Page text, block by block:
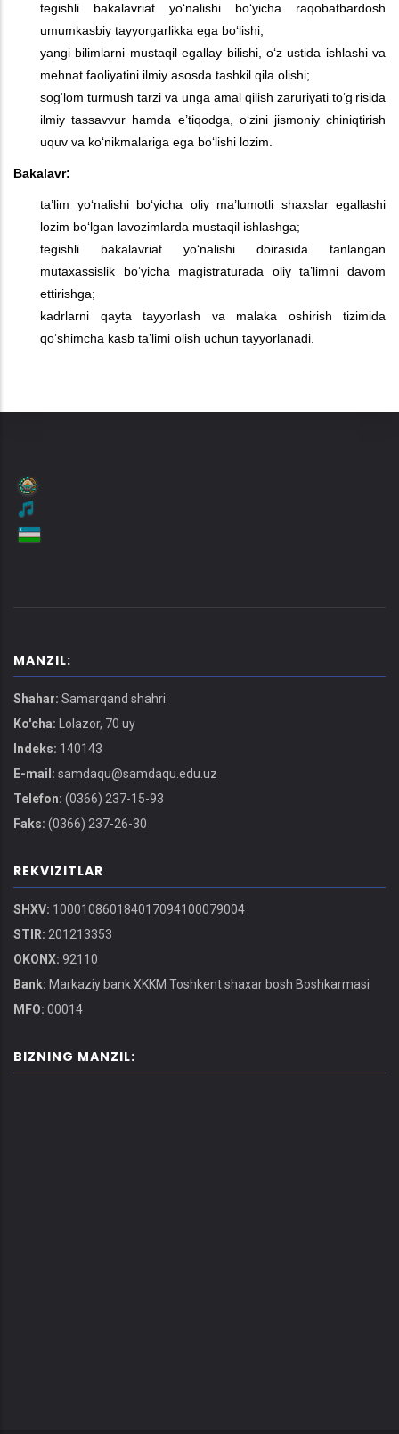
tegishli bakalavriat yo‘nalishi bo‘yicha raqobatbardosh
umumkasbiy tayyorgarlikka ega bo‘lishi;
yangi bilimlarni mustaqil egallay bilishi, o‘z ustida ishlashi va
mehnat faoliyatini ilmiy asosda tashkil qila olishi;
sog‘lom turmush tarzi va unga amal qilish zaruriyati to‘g‘risida
ilmiy tassavvur hamda e’tiqodga, o‘zini jismoniy chiniqtirish
uquv va ko‘nikmalariga ega bo‘lishi lozim.
Bakalavr:
ta’lim yo‘nalishi bo‘yicha oliy ma’lumotli shaxslar egallashi
lozim bo‘lgan lavozimlarda mustaqil ishlashga;
tegishli bakalavriat yo‘nalishi doirasida tanlangan
mutaxassislik bo‘yicha magistraturada oliy ta’limni davom
ettirishga;
kadrlarni qayta tayyorlash va malaka oshirish tizimida
qo‘shimcha kasb ta’limi olish uchun tayyorlanadi.
MANZIL:
Shahar: Samarqand shahri
Ko'cha: Lolazor, 70 uy
Indeks: 140143
E-mail: samdaqu@samdaqu.edu.uz
Telefon: (0366) 237-15-93
Faks: (0366) 237-26-30
REKVIZITLAR
SHXV: 100010860184017094100079004
STIR: 201213353
OKONX: 92110
Bank: Markaziy bank XKKM Toshkent shaxar bosh Boshkarmasi
MFO: 00014
BIZNING MANZIL: